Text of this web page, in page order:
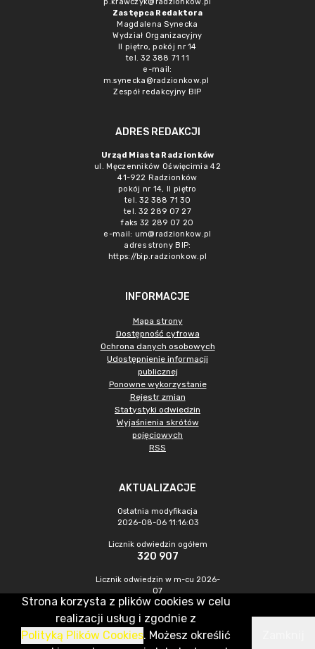
Zastępca Redaktora
Magdalena Synecka
Wydział Organizacyjny
II piętro, pokój nr 14
tel. 32 388 71 11
e-mail:
m.synecka@radzionkow.pl
Zespół redakcyjny BIP
ADRES REDAKCJI
Urząd Miasta Radzionków
ul. Męczenników Oświęcimia 42
41-922 Radzionków
pokój nr 14, II piętro
tel. 32 388 71 30
tel. 32 289 07 27
faks 32 289 07 20
e-mail: um@radzionkow.pl
adres strony BIP:
https://bip.radzionkow.pl
INFORMACJE
Mapa strony
Dostępność cyfrowa
Ochrona danych osobowych
Udostępnienie informacji
publicznej
Ponowne wykorzystanie
Rejestr zmian
Statystyki odwiedzin
Wyjaśnienia skrótów
pojęciowych
RSS
AKTUALIZACJE
Ostatnia modyfikacja
2026-08-06 11:16:03
Licznik odwiedzin ogółem
320 907
Licznik odwiedzin w m-cu 2026-
07
966
CMS & Hosting: Nefeni Sp. z o.o.
Strona korzysta z plików cookies w celu
realizacji usług i zgodnie z
Polityką Plików Cookies. Możesz określić